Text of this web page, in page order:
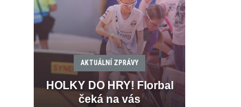
AKTUÁLNÍ ZPRÁVY
HOLKY DO HRY! Florbal
čeká na vás